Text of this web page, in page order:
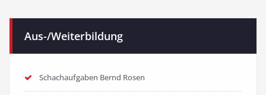
Aus-/Weiterbildung
Schachaufgaben Bernd Rosen